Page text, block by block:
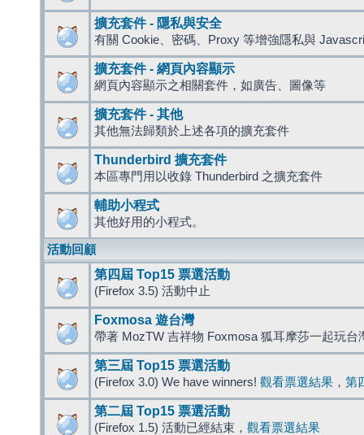
擴充套件 - 隱私與安全
有關 Cookie、密碼、Proxy 等增強隱私與
擴充套件 - 網頁內容顯示
網頁內容顯示之相關套件，如廣告、圖像等
擴充套件 - 其他
其他無法歸類於上述各項的擴充套件
Thunderbird 擴充套件
本區專門用以收錄 Thunderbird 之擴充套件
輔助小程式
其他好用的小程式。
活動回顧
第四屆 Top15 票選活動
(Firefox 3.5) 活動中止
Foxmosa 遊台灣
帶著 MozTW 吉祥物 Foxmosa 狐耳摩莎一起玩台
第三屆 Top15 票選活動
(Firefox 3.0) We have winners! 觀看票選結果 ， 第
第二屆 Top15 票選活動
(Firefox 1.5) 活動已經結束， 觀看票選結果